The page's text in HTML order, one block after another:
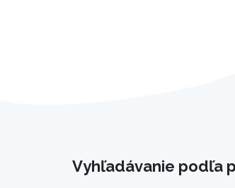
Vyhľadávanie podľa